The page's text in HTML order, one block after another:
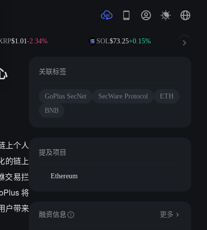
$1.01 -2.34% SOL$73.25 +0.15%
上个人
的链上
交易拦
将
户带来
关联标签
GoPlus SecNet SecWare Protocol
ETH
BNB
提及项目
Ethereum
融资信息 更多